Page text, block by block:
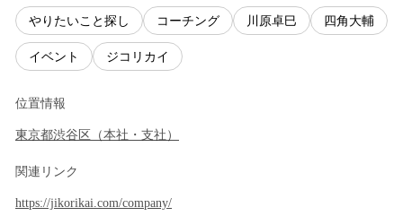
やりたいこと探し コーチング 川原卓巳 四角大輔
イベント ジコリカイ
位置情報
東京都渋谷区 （本社・支社 ）
関連リンク
https://jikorikai.com/company/